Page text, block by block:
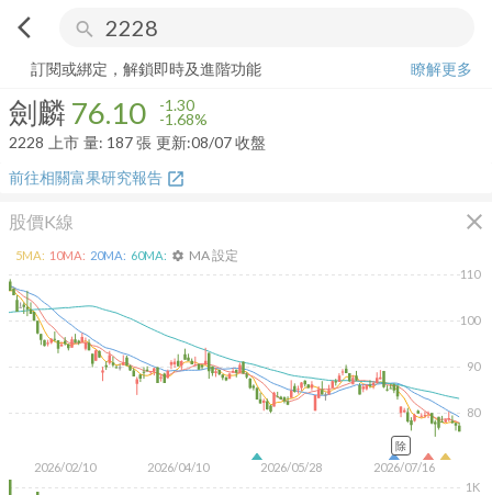
arrow_back_ios search
劍麟 76.10-1.68%
訂閱或綁定，解鎖即時及進階功能
瞭解更多
劍麟 76.10 -1.30
-1.68%
2228
上市 量: 187張 更新:08/07 收盤
前往相關富果研究報告 open_in_new
股價K線 close
2026/02/10 2026/04/10 2026/05/28 2026/07/16
80
90
100
110
1K
5MA: 10MA: 20MA: 60MA: settings MA 設定
除